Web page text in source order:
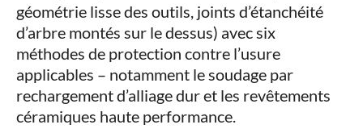
géométrie lisse des outils, joints d’étanchéité
d’arbre montés sur le dessus) avec six
méthodes de protection contre l’usure
applicables – notamment le soudage par
rechargement d’alliage dur et les revêtements
céramiques haute performance.